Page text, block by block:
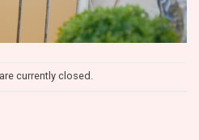
currently closed.